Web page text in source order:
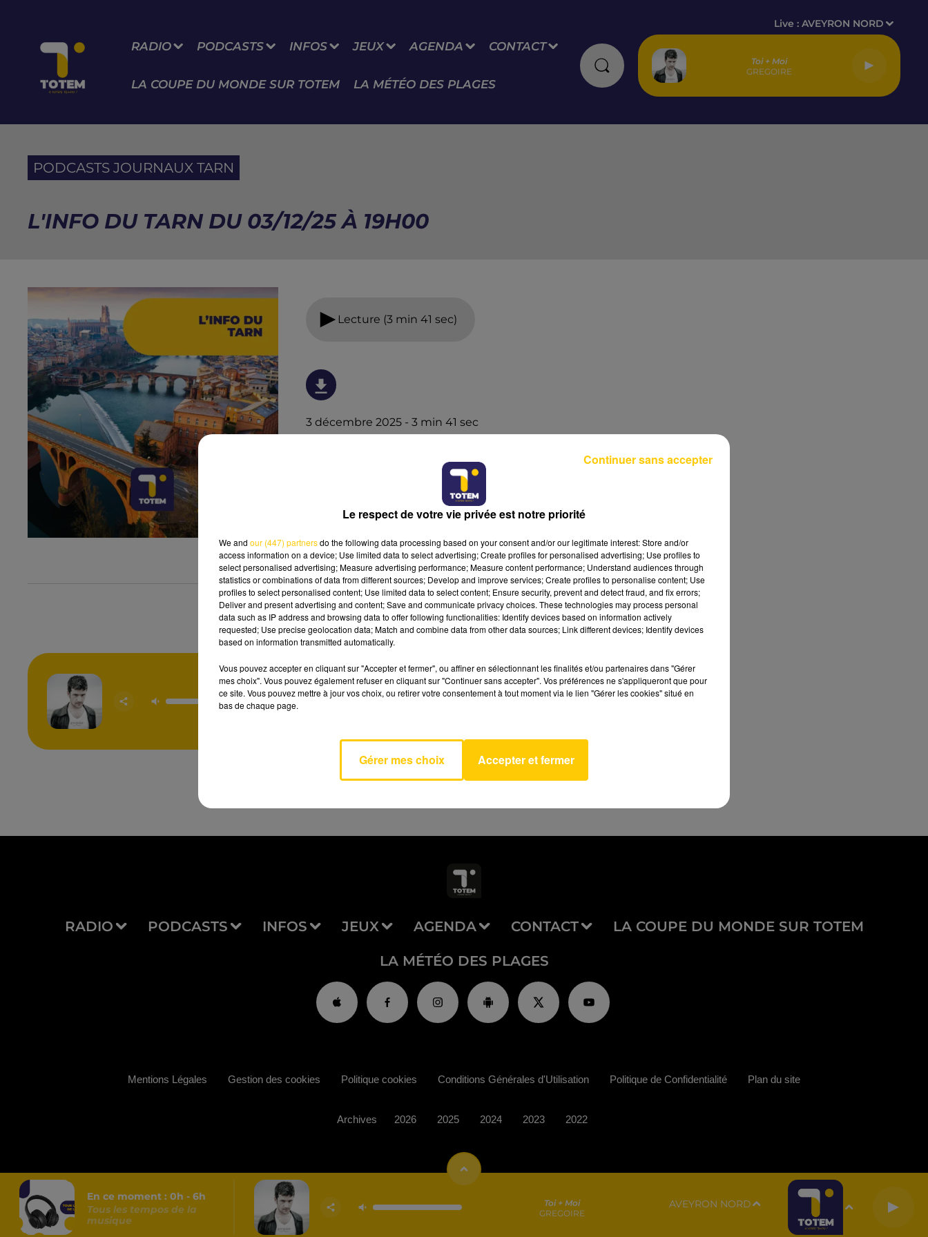
RADIO PODCASTS INFOS JEUX AGENDA CONTACT
LA COUPE DU MONDE SUR TOTEM LA MÉTÉO DES PLAGES
Live :AVEYRON NORD
Toi + Moi
GREGOIRE
PODCASTS JOURNAUX TARN
L'INFO DU TARN DU 03/12/25 À 19H00
Lecture (3 min 41 sec)
3 décembre 2025 - 3 min 41 sec
Toi + Moi
GREGOIRE
AVEYRON NORD
RADIO PODCASTS INFOS JEUX AGENDA CONTACT LA COUPE DU MONDE SUR TOTEM
LA MÉTÉO DES PLAGES
En ce moment : 0h - 6h
Tous les tempos de la
musique
Toi + Moi
GREGOIRE
AVEYRON NORD
Mentions Légales Gestion des cookies Politique cookies Conditions Générales d'Utilisation Politique de Confidentialité Plan du site
Archives 2026 2025 2024 2023 2022
Le respect de votre vie privée est notre priorité
We and our (447) partnersdo the following data processing based on your consent and/or our legitimate interest: Store and/or
access information on a device; Use limited data to select advertising; Create profiles for personalised advertising; Use profiles to
select personalised advertising; Measure advertising performance; Measure content performance; Understand audiences through
statistics or combinations of data from different sources; Develop and improve services; Create profiles to personalise content; Use
profiles to select personalised content; Use limited data to select content; Ensure security, prevent and detect fraud, and fix errors;
Deliver and present advertising and content; Save and communicate privacy choices. These technologies may process personal
data such as IP address and browsing data to offer following functionalities: Identify devices based on information actively
requested; Use precise geolocation data; Match and combine data from other data sources; Link different devices; Identify devices
based on information transmitted automatically.
Vous pouvez accepter en cliquant sur "Accepter et fermer", ou affiner en sélectionnant les finalités et/ou partenaires dans "Gérer
mes choix". Vous pouvez également refuser en cliquant sur "Continuer sans accepter". Vos préférences ne s'appliqueront que pour
ce site. Vous pouvez mettre à jour vos choix, ou retirer votre consentement à tout moment via le lien "Gérer les cookies" situé en
bas de chaque page.
Gérer mes choix Accepter et fermer
Continuer sans accepter